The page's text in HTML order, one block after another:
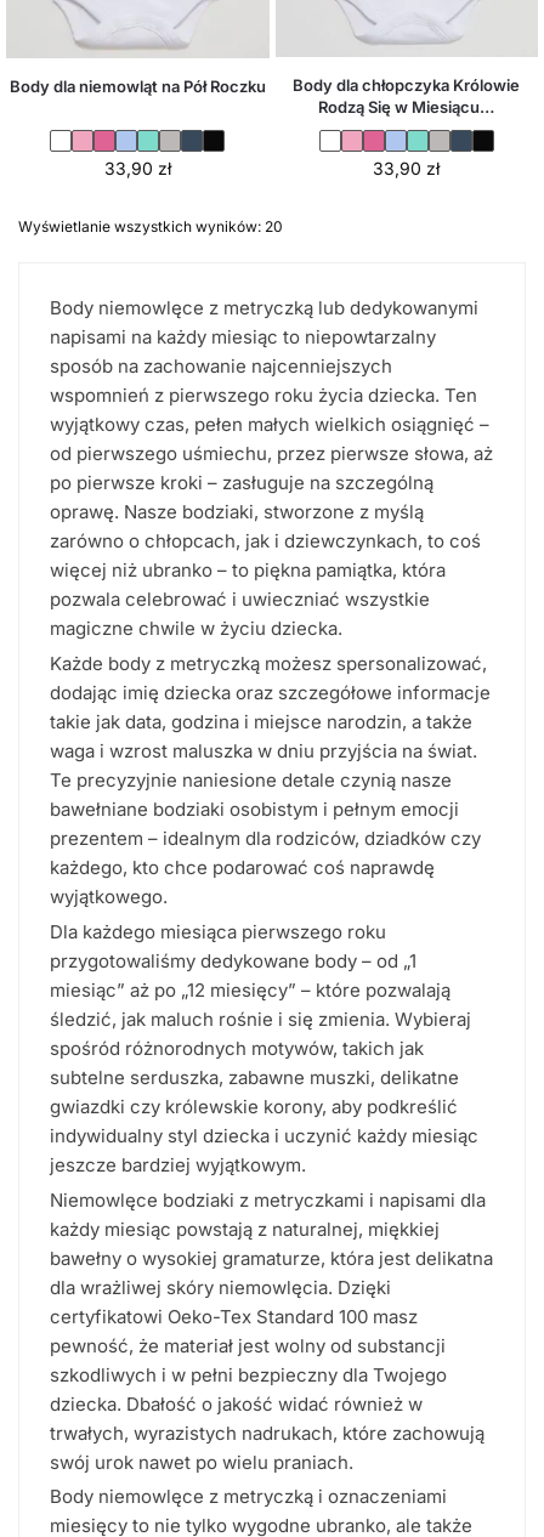
Body dla niemowląt na Pół Roczku
33,90 zł
Body dla chłopczyka Królowie
Rodzą Się w Miesiącu…
33,90 zł
Wyświetlanie wszystkich wyników: 20
Body niemowlęce z metryczką lub dedykowanymi
napisami na każdy miesiąc to niepowtarzalny
sposób na zachowanie najcenniejszych
wspomnień z pierwszego roku życia dziecka. Ten
wyjątkowy czas, pełen małych wielkich osiągnięć –
od pierwszego uśmiechu, przez pierwsze słowa, aż
po pierwsze kroki – zasługuje na szczególną
oprawę. Nasze bodziaki, stworzone z myślą
zarówno o chłopcach, jak i dziewczynkach, to coś
więcej niż ubranko – to piękna pamiątka, która
pozwala celebrować i uwieczniać wszystkie
magiczne chwile w życiu dziecka.
Każde body z metryczką możesz spersonalizować,
dodając imię dziecka oraz szczegółowe informacje
takie jak data, godzina i miejsce narodzin, a także
waga i wzrost maluszka w dniu przyjścia na świat.
Te precyzyjnie naniesione detale czynią nasze
bawełniane bodziaki osobistym i pełnym emocji
prezentem – idealnym dla rodziców, dziadków czy
każdego, kto chce podarować coś naprawdę
wyjątkowego.
Dla każdego miesiąca pierwszego roku
przygotowaliśmy dedykowane body – od „1
miesiąc” aż po „12 miesięcy” – które pozwalają
śledzić, jak maluch rośnie i się zmienia. Wybieraj
spośród różnorodnych motywów, takich jak
subtelne serduszka, zabawne muszki, delikatne
gwiazdki czy królewskie korony, aby podkreślić
indywidualny styl dziecka i uczynić każdy miesiąc
jeszcze bardziej wyjątkowym.
Niemowlęce bodziaki z metryczkami i napisami dla
każdy miesiąc powstają z naturalnej, miękkiej
bawełny o wysokiej gramaturze, która jest delikatna
dla wrażliwej skóry niemowlęcia. Dzięki
certyfikatowi Oeko-Tex Standard 100 masz
pewność, że materiał jest wolny od substancji
szkodliwych i w pełni bezpieczny dla Twojego
dziecka. Dbałość o jakość widać również w
trwałych, wyrazistych nadrukach, które zachowują
swój urok nawet po wielu praniach.
Body niemowlęce z metryczką i oznaczeniami
miesięcy to nie tylko wygodne ubranko, ale także